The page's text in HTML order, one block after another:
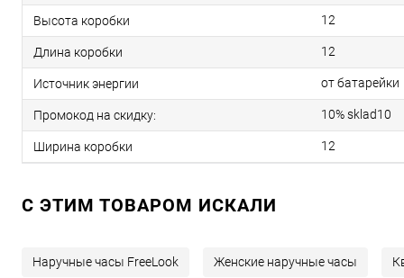
Высота коробки 12
Длина коробки 12
Источник энергии от батарейки
Промокод на скидку: 10% sklad10
Ширина коробки 12
C ЭТИМ ТОВАРОМ ИСКАЛИ
Наручные часы FreeLook Женские наручные часы